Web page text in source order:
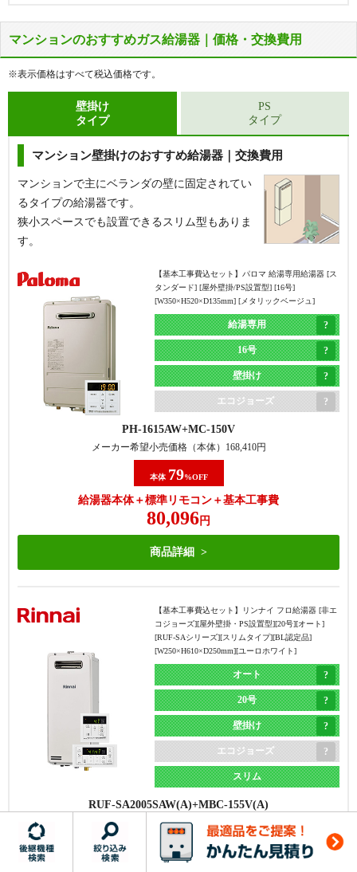
屋外の床に据置で設置されているタイプの給湯器で
浴槽にある循環金具の数が1つだけの場合に該当し
【基本工事費込セット】リンナイ 給湯専用給湯器 [エ
定品][W458×H596×D210mm][シャイニーシルバー]
16号
エコジョーズ
RUX-E1616G(A)
メーカー希望小売価格（本体）239,800円
本体 60%OFF
給湯器本体＋標準リモコン＋基本工事費
商品詳細
ョーズ] [屋外据置型] [20号] [オート] [給水・給湯接続
20A] [W534×H670×D240mm] [メタリックベージュ]
エコジョーズ
FH-2023SAR MFC-250V
メーカー希望小売価格（本体）435,600円
本体 71%OFF
給湯器本体＋標準リモコン＋基本工事費
185,281円
商品詳細
【基本工事費込セット】ノーリツ フロ給湯器 [エコジ
ョーズ][屋外据置型][20号][オート][GT-C72-1シリーズ]
[BL認定品][W539×H638×D240mm][プレシャスシルバ
屋外の床に据置で設置されているタイプの給湯器で
浴槽にある循環金具の数が2つの場合に該当しま
現在と同じ
浴槽隣接タイプ
・商品ラインナップはエコジョ
ーズのみのため、1つ穴の非エ
コジョーズタイプに交換した方
が安くなる場合もある
浴槽隣接タイプ
(2つ穴)から
据置タイプ(1つ穴)
に交換
部材+対応費が必要
・商品ラインナップは、非エコ
ジョーズもエコジョーズも両方
マンションのおすすめガス給湯器｜価格・交換費用
※表示価格はすべて税込価格です。
壁掛け
タイプ
マンション壁掛けのおすすめ給湯器｜交換費用
マンションで主にベランダの壁に固定されてい
るタイプの給湯器です。
狭小スペースでも設置できるスリム型もありま
す。
【基本工事費込セット】 パロマ 給湯専用給湯器 [ス
タンダード] [屋外壁掛/PS設置型] [16号]
[W350×H520×D135mm] [メタリックベージュ]
給湯専用
16号
壁掛け
エコジョーズ
PH-1615AW MC-150V
メーカー希望小売価格（本体） 168,410円
本体 79%OFF
給湯器本体＋標準リモコン＋基本工事費
80,096 円
商品詳細
【基本工事費込セット】
リンナイ フロ給湯器 [非エ
コジョーズ][屋外壁掛・PS設置型][20号][オート]
[RUF-SAシリーズ][スリムタイプ][BL認定品]
[W250×H610×D250mm][ユーロホワイト]
オート
20号
壁掛け
エコジョーズ
スリム
RUF-SA2005SAW(A) MBC-155V(A)
メーカー希望小売価格（本体）411,400 円
73%OFF
PS
タイプ